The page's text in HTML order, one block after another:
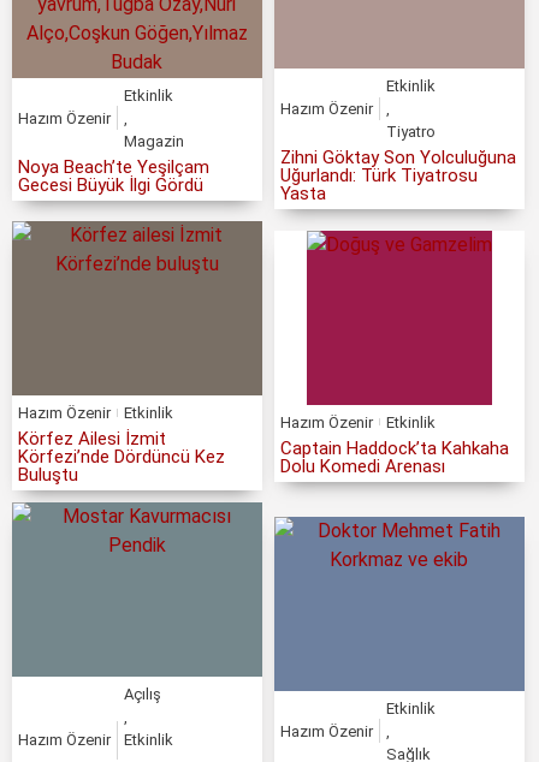
Hazım Özenir
Etkinlik
Magazin
Noya Beach’te Yeşilçam
Gecesi Büyük İlgi Gördü
Hazım Özenir
Etkinlik
,
Tiyatro
Zihni Göktay Son Yolculuğuna
Uğurlandı: Türk Tiyatrosu
Yasta
Hazım Özenir Etkinlik
Körfez Ailesi İzmit
Körfezi’nde Dördüncü Kez
Buluştu
Hazım Özenir Etkinlik
Captain Haddock’ta Kahkaha
Dolu Komedi Arenası
Hazım Özenir
Açılış
,
Etkinlik
Hazım Özenir
Etkinlik
Sağlık